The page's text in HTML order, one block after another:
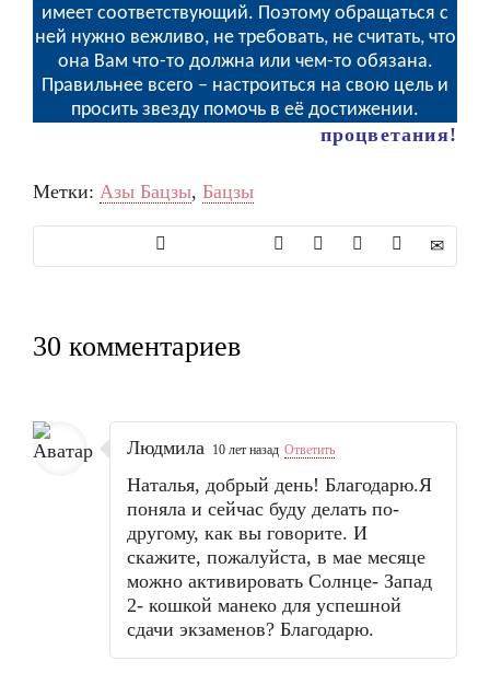
имеет соответствующий. Поэтому обращаться с
ней нужно вежливо, не требовать, не считать, что
она Вам что-то должна или чем-то обязана.
Правильнее всего – настроиться на свою цель и
просить звезду помочь в её достижении.
процветания!
Метки: Азы Бацзы, Бацзы
30 комментариев
Людмила 10 лет назад Ответить
Наталья, добрый день! Благодарю.Я
поняла и сейчас буду делать по-
другому, как вы говорите. И
скажите, пожалуйста, в мае месяце
можно активировать Солнце- Запад
2- кошкой манеко для успешной
сдачи экзаменов? Благодарю.